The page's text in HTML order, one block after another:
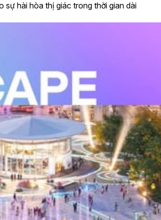
sự hài hòa thị giác trong thời gian dài